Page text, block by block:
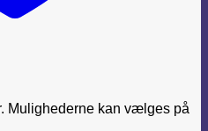
Mulighederne kan vælges på